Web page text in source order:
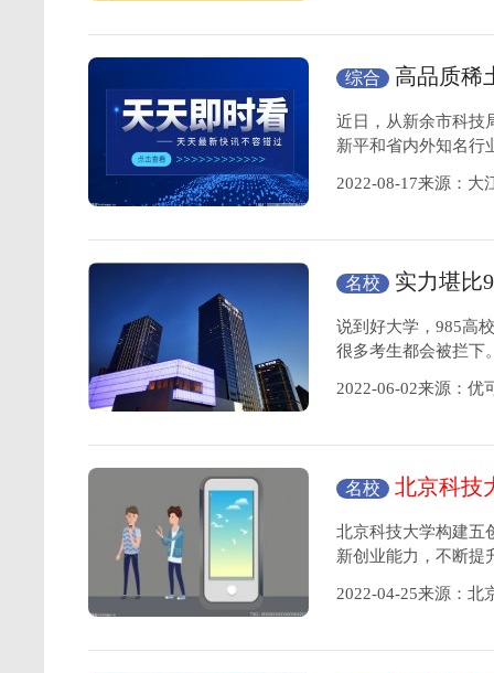
综合
高品质稀
验收
近日，从新余市科技
新平和省内外知名行
2022-08-17来源：大
名校
实力堪比
名
说到好大学，985高
很多考生都会被拦下
2022-06-02来源：优
名校
北京科技
想
北京科技大学构建五
新创业能力，不断提
2022-04-25来源：北